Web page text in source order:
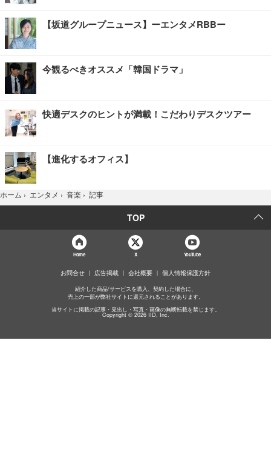
【坂道グループニュース】ーエンタメRBBー
今観るべきオススメ「韓国ドラマ」
快適デスクのヒントが満載！こだわりデスクツアー
【進化するオフィス】
ホーム › エンタメ › 音楽 › 記事
TOP
Home X YouTube
お問合せ 広告掲載 会社概要 個人情報保護方針
紹介した商品/サービスを購入、契約した場合に、
売上の一部が弊社サイトに還元されることがあります。
当サイトに掲載の記事・見出し・写真・画像の無断転載を禁じます。
Copyright © 2026 IID, Inc.